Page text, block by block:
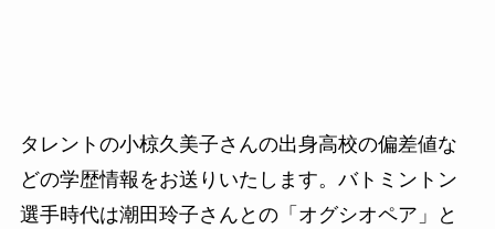
タレントの小椋久美子さんの出身高校の偏差値な
どの学歴情報をお送りいたします。バトミントン
選手時代は潮田玲子さんとの「オグシオペア」と